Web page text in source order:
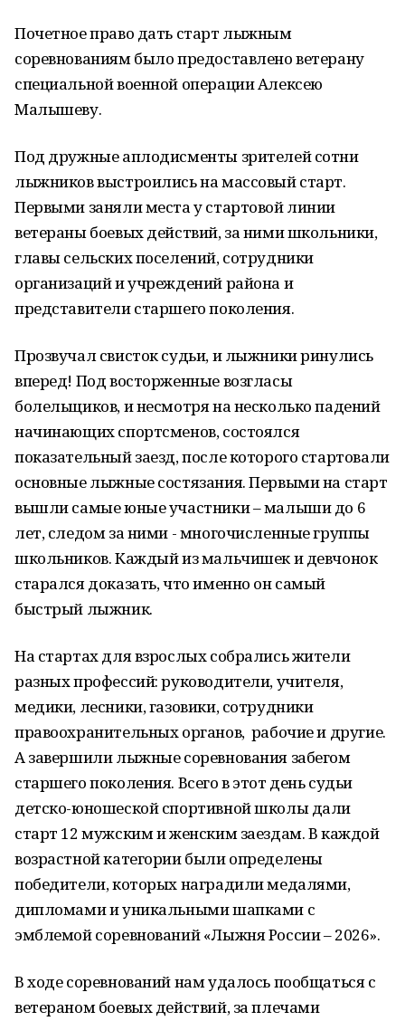
Почетное право дать старт лыжным
соревнованиям было предоставлено ветерану
специальной военной операции Алексею
Малышеву.
Под дружные аплодисменты зрителей сотни
лыжников выстроились на массовый старт.
Первыми заняли места у стартовой линии
ветераны боевых действий, за ними школьники,
главы сельских поселений, сотрудники
организаций и учреждений района и
представители старшего поколения.
Прозвучал свисток судьи, и лыжники ринулись
вперед! Под восторженные возгласы
болельщиков, и несмотря на несколько падений
начинающих спортсменов, состоялся
показательный заезд, после которого стартовали
основные лыжные состязания. Первыми на старт
вышли самые юные участники – малыши до 6
лет, следом за ними - многочисленные группы
школьников. Каждый из мальчишек и девчонок
старался доказать, что именно он самый
быстрый лыжник.
На стартах для взрослых собрались жители
разных профессий: руководители, учителя,
медики, лесники, газовики, сотрудники
правоохранительных органов, рабочие и другие.
А завершили лыжные соревнования забегом
старшего поколения. Всего в этот день судьи
детско-юношеской спортивной школы дали
старт 12 мужским и женским заездам. В каждой
возрастной категории были определены
победители, которых наградили медалями,
дипломами и уникальными шапками с
эмблемой соревнований «Лыжня России – 2026».
В ходе соревнований нам удалось пообщаться с
ветераном боевых действий, за плечами